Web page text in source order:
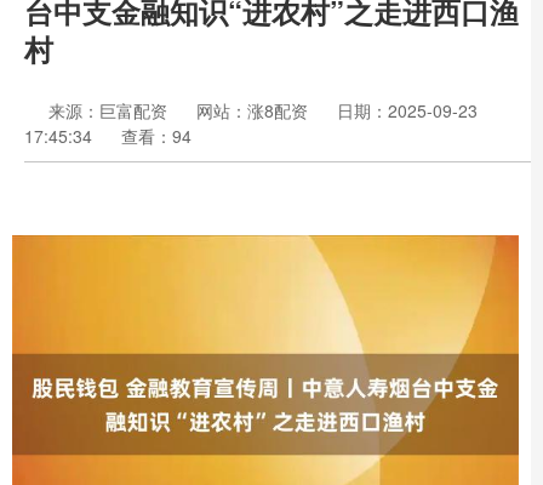
台中支金融知识“进农村”之走进西口渔
村
来源：巨富配资 网站：涨8配资
日期：2025-09-23
17:45:34
查看：94